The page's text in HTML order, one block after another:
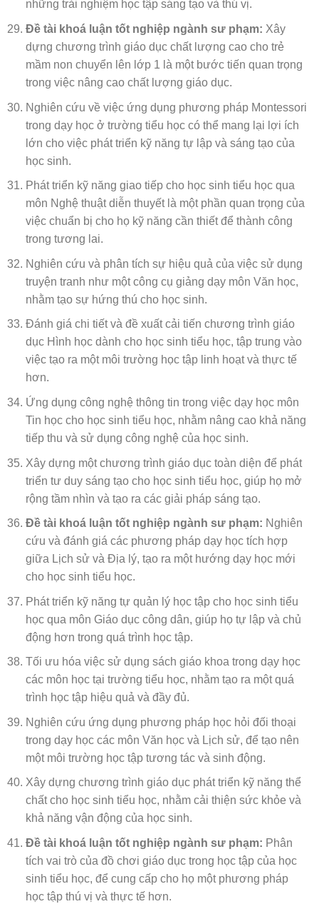
những trải nghiệm học tập sáng tạo và thú vị.
Đề tài khoá luận tốt nghiệp ngành sư phạm: Xây
dựng chương trình giáo dục chất lượng cao cho trẻ
mầm non chuyển lên lớp 1 là một bước tiến quan trọng
trong việc nâng cao chất lượng giáo dục.
Nghiên cứu về việc ứng dụng phương pháp Montessori
trong dạy học ở trường tiểu học có thể mang lại lợi ích
lớn cho việc phát triển kỹ năng tự lập và sáng tạo của
học sinh.
Phát triển kỹ năng giao tiếp cho học sinh tiểu học qua
môn Nghệ thuật diễn thuyết là một phần quan trọng của
việc chuẩn bị cho họ kỹ năng cần thiết để thành công
trong tương lai.
Nghiên cứu và phân tích sự hiệu quả của việc sử dụng
truyện tranh như một công cụ giảng dạy môn Văn học,
nhằm tạo sự hứng thú cho học sinh.
Đánh giá chi tiết và đề xuất cải tiến chương trình giáo
dục Hình học dành cho học sinh tiểu học, tập trung vào
việc tạo ra một môi trường học tập linh hoạt và thực tế
hơn.
Ứng dụng công nghệ thông tin trong việc dạy học môn
Tin học cho học sinh tiểu học, nhằm nâng cao khả năng
tiếp thu và sử dụng công nghệ của học sinh.
Xây dựng một chương trình giáo dục toàn diện để phát
triển tư duy sáng tạo cho học sinh tiểu học, giúp họ mở
rộng tầm nhìn và tạo ra các giải pháp sáng tạo.
Đề tài khoá luận tốt nghiệp ngành sư phạm: Nghiên
cứu và đánh giá các phương pháp dạy học tích hợp
giữa Lịch sử và Địa lý, tạo ra một hướng dạy học mới
cho học sinh tiểu học.
Phát triển kỹ năng tự quản lý học tập cho học sinh tiểu
học qua môn Giáo dục công dân, giúp họ tự lập và chủ
động hơn trong quá trình học tập.
Tối ưu hóa việc sử dụng sách giáo khoa trong dạy học
các môn học tại trường tiểu học, nhằm tạo ra một quá
trình học tập hiệu quả và đầy đủ.
Nghiên cứu ứng dụng phương pháp học hỏi đối thoại
trong dạy học các môn Văn học và Lịch sử, để tạo nên
một môi trường học tập tương tác và sinh động.
Xây dựng chương trình giáo dục phát triển kỹ năng thể
chất cho học sinh tiểu học, nhằm cải thiện sức khỏe và
khả năng vận động của học sinh.
Đề tài khoá luận tốt nghiệp ngành sư phạm: Phân
tích vai trò của đồ chơi giáo dục trong học tập của học
sinh tiểu học, để cung cấp cho họ một phương pháp
học tập thú vị và thực tế hơn.